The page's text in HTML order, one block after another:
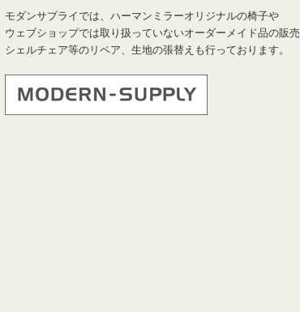
モダンサプライでは、ハーマンミラーオリジナルの椅子や
ウェブショップでは取り扱っていないオーダーメイド品の販売
シェルチェア等のリペア、生地の張替えも行っております。